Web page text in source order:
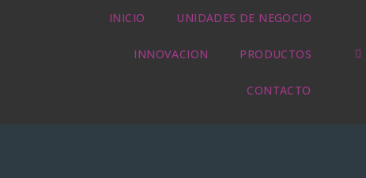
INICIO UNIDADES DE NEGOCIO
INNOVACION PRODUCTOS
CONTACTO